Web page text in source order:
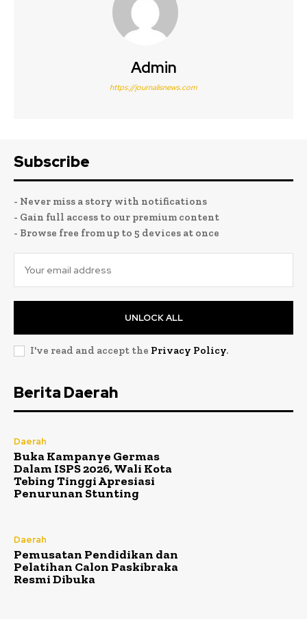
Admin
https://journalisnews.com
Subscribe
- Never miss a story with notifications
- Gain full access to our premium content
- Browse free from up to 5 devices at once
UNLOCK ALL
I've read and accept the Privacy Policy.
Berita Daerah
Daerah
Buka Kampanye Germas
Dalam ISPS 2026, Wali Kota
Tebing Tinggi Apresiasi
Penurunan Stunting
Daerah
Pemusatan Pendidikan dan
Pelatihan Calon Paskibraka
Resmi Dibuka